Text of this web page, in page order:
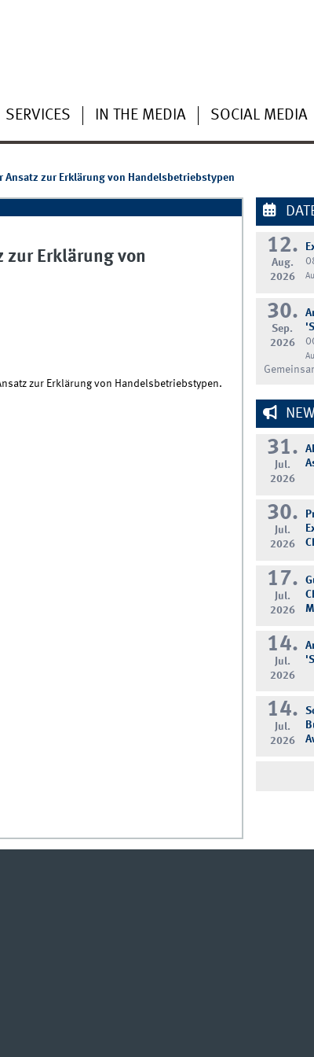
SERVICES IN THE MEDIA SOCIAL MEDIA
zur Erklärung von Handelsbetriebstypen
Erklärung von
zur Erklärung von Handelsbetriebstypen.
12.
Aug.
2026
30.
Sep.
2026
31.
Jul.
2026
30.
Jul.
2026
17.
Jul.
2026
14.
Jul.
2026
14.
Jul.
2026